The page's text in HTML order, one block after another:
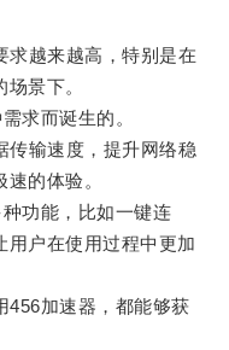
越来越高，特别是在
景下。
求而诞生的。
输速度，提升网络稳
的体验。
功能，比如一键连
用户在使用过程中更加
加速器，都能够获